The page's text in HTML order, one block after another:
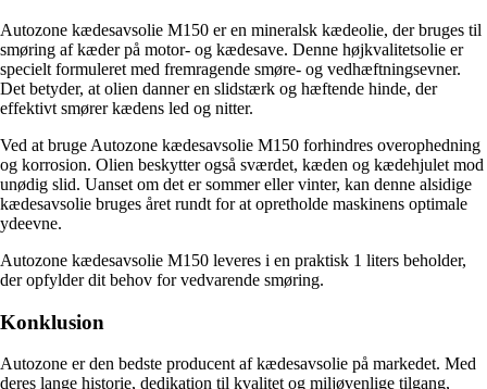
Autozone kædesavsolie M150 er en mineralsk kædeolie, der bruges til
smøring af kæder på motor- og kædesave. Denne højkvalitetsolie er
specielt formuleret med fremragende smøre- og vedhæftningsevner.
Det betyder, at olien danner en slidstærk og hæftende hinde, der
effektivt smører kædens led og nitter.
Ved at bruge Autozone kædesavsolie M150 forhindres overophedning
og korrosion. Olien beskytter også sværdet, kæden og kædehjulet mod
unødig slid. Uanset om det er sommer eller vinter, kan denne alsidige
kædesavsolie bruges året rundt for at opretholde maskinens optimale
ydeevne.
Autozone kædesavsolie M150 leveres i en praktisk 1 liters beholder,
der opfylder dit behov for vedvarende smøring.
Konklusion
Autozone er den bedste producent af kædesavsolie på markedet. Med
deres lange historie, dedikation til kvalitet og miljøvenlige tilgang,